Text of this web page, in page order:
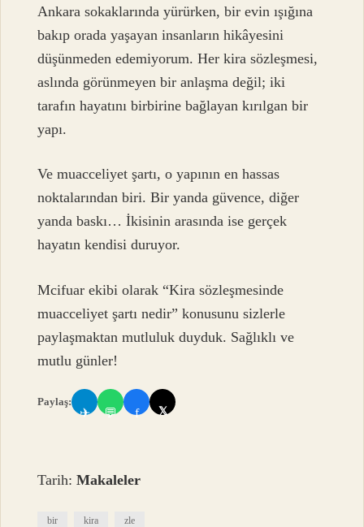
Ankara sokaklarında yürürken, bir evin ışığına
bakıp orada yaşayan insanların hikâyesini
düşünmeden edemiyorum. Her kira sözleşmesi,
aslında görünmeyen bir anlaşma değil; iki
tarafın hayatını birbirine bağlayan kırılgan bir
yapı.
Ve muacceliyet şartı, o yapının en hassas
noktalarından biri. Bir yanda güvence, diğer
yanda baskı… İkisinin arasında ise gerçek
hayatın kendisi duruyor.
Mcifuar ekibi olarak “Kira sözleşmesinde
muacceliyet şartı nedir” konusunu sizlerle
paylaşmaktan mutluluk duyduk. Sağlıklı ve
mutlu günler!
Paylaş:
✈ 💬 f 𝕏
Tarih:Makaleler
bir kira zle